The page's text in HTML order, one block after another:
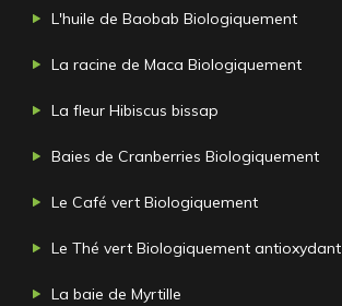
L'huile de Baobab Biologiquement
La racine de Maca Biologiquement
La fleur Hibiscus bissap
Baies de Cranberries Biologiquement
Le Café vert Biologiquement
Le Thé vert Biologiquement antioxydant
La baie de Myrtille